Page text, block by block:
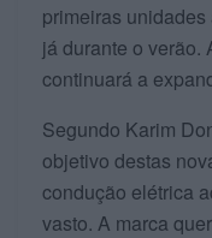
primeiras
já durante o verão.
continuará a
Segundo Karim
objetivo destas
condução elétrica
vasto. A marca